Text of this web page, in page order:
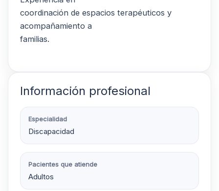
coordinación de espacios terapéuticos y
acompañamiento a
familias.
Información profesional
Especialidad
Discapacidad
Pacientes que atiende
Adultos